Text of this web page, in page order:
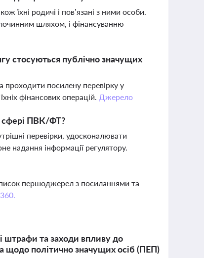
їхні родичі і пов’язані з ними особи.
шляхом, і фінансуванню
стосуються публічно значущих
проходити посилену перевірку у
фінансових операцій. Джерело
сфері ПВК/ФТ?
перевірки, удосконалювати
надання інформації регулятору.
першоджерел з посиланнями та
штрафи та заходи впливу до
щодо політично значущих осіб (ПЕП)